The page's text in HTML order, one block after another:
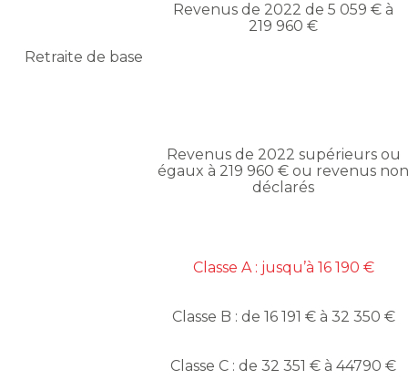
Retraite de base
Revenus de 2022 de 5 059 € à
219 960 €
Revenus de 2022 supérieurs ou
égaux à 219 960 € ou revenus
déclarés
Classe A : jusqu’à 16 190 €
Classe B : de 16 191 € à 32 350 €
Classe C : de 32 351 € à 44790 €